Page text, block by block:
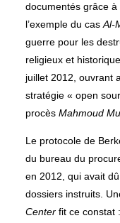
documentés grâce
l’exemple du cas Al-
guerre pour les
religieux et
juillet 2012, ouvrant
stratégie « open
procès Mahmoud
Le protocole de
du bureau du
en 2012, qui avait
dossiers instruits.
Centerfit ce constat